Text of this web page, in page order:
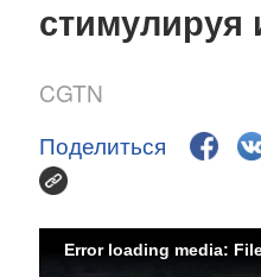
CGTN
Поделиться
Error loading media: